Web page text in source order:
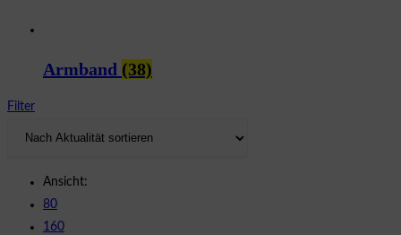
Armband (38)
Filter
Ansicht:
80
160